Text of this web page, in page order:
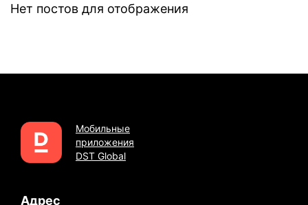
Нет постов для отображения
Мобильные
приложения
DST Global
Адрес